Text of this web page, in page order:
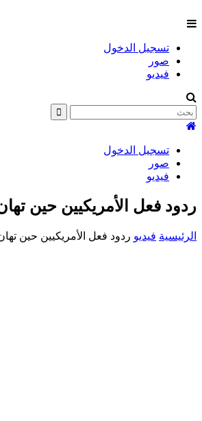
تسجيل الدخول
صور
فيديو
تسجيل الدخول
صور
فيديو
ردود فعل الأمريكيين حين
الرئيسية فيديو ردود فعل الأمريكيين حين